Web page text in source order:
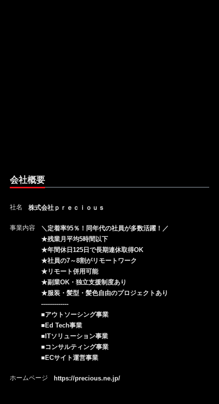
会社概要
社名 株式会社ｐｒｅｃｉｏｕｓ
事業内容
＼定着率95％！同年代の社員が多数活躍！／
★残業月平均5時間以下
★年間休日125日で長期連休取得OK
★社員の7～8割がリモートワーク
★リモート併用可能
★副業OK・独立支援制度あり
★服装・髪型・髪色自由のプロジェクトあり
--------------
■アウトソーシング事業
■Ed Tech事業
■ITソリューション事業
■コンサルティング事業
■ECサイト運営事業
ホームページ https://precious.ne.jp/